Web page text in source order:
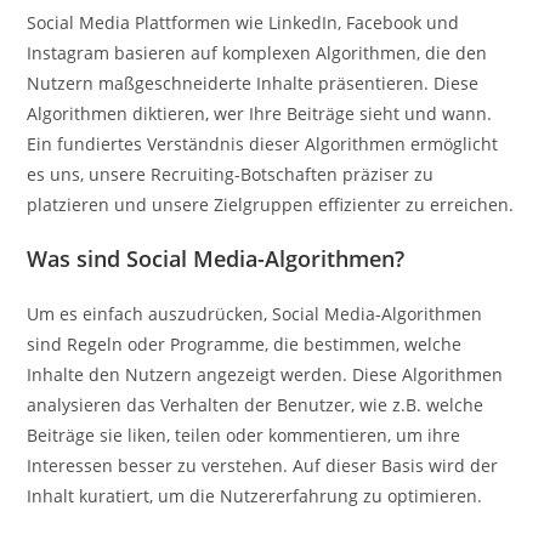
Social Media Plattformen wie LinkedIn, Facebook und
Instagram basieren auf komplexen Algorithmen, die den
Nutzern maßgeschneiderte Inhalte präsentieren. Diese
Algorithmen diktieren, wer Ihre Beiträge sieht und wann.
Ein fundiertes Verständnis dieser Algorithmen ermöglicht
es uns, unsere Recruiting-Botschaften präziser zu
platzieren und unsere Zielgruppen effizienter zu erreichen.
Was sind Social Media-Algorithmen?
Um es einfach auszudrücken, Social Media-Algorithmen
sind Regeln oder Programme, die bestimmen, welche
Inhalte den Nutzern angezeigt werden. Diese Algorithmen
analysieren das Verhalten der Benutzer, wie z.B. welche
Beiträge sie liken, teilen oder kommentieren, um ihre
Interessen besser zu verstehen. Auf dieser Basis wird der
Inhalt kuratiert, um die Nutzererfahrung zu optimieren.